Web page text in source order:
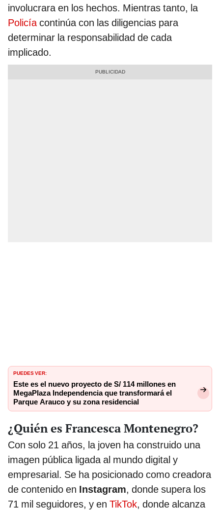
involucrara en los hechos. Mientras tanto, la
Policíacontinúa con las diligencias para
determinar la responsabilidad de cada
implicado.
PUEDES VER:
Este es el nuevo proyecto de S/ 114 millones en
MegaPlaza Independencia que transformará el
Parque Arauco y su zona residencial
¿Quién es Francesca Montenegro?
Con solo 21 años, la joven ha construido una
imagen pública ligada al mundo digital y
empresarial. Se ha posicionado como creadora
de contenido en Instagram, donde supera los
71 mil seguidores, y en TikTok, donde alcanza